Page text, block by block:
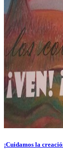
¡Cuidamos la